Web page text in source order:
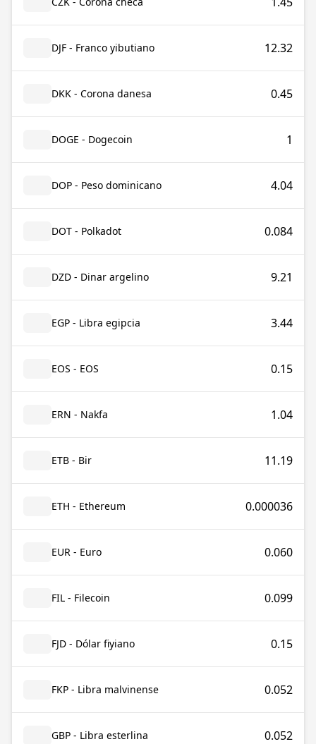
DJF - Franco yibutiano 12.32
DKK - Corona danesa 0.45
DOGE - Dogecoin 1
DOP - Peso dominicano 4.04
DOT - Polkadot 0.084
DZD - Dinar argelino 9.21
EGP - Libra egipcia 3.44
EOS - EOS 0.15
ERN - Nakfa 1.04
ETB - Bir 11.19
ETH - Ethereum 0.000036
EUR - Euro 0.060
FIL - Filecoin 0.099
FJD - Dólar fiyiano 0.15
FKP - Libra malvinense 0.052
GBP - Libra esterlina 0.052